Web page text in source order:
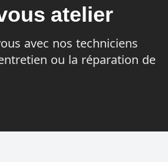
atelier
avec nos techniciens
ou la réparation de